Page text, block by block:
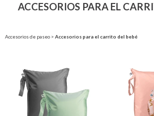
Inglés
ACCESORIOS PARA EL
Accesorios de paseo > Accesorios para el carrito del bebé